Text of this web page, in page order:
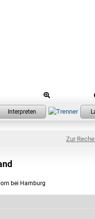
Zur
bei Hamburg